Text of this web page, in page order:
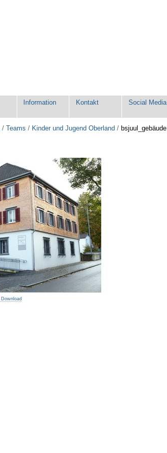
Information Kontakt Social Media
/Teams / Kinder und Jugend Oberland / bsjuul_gebäude
Download